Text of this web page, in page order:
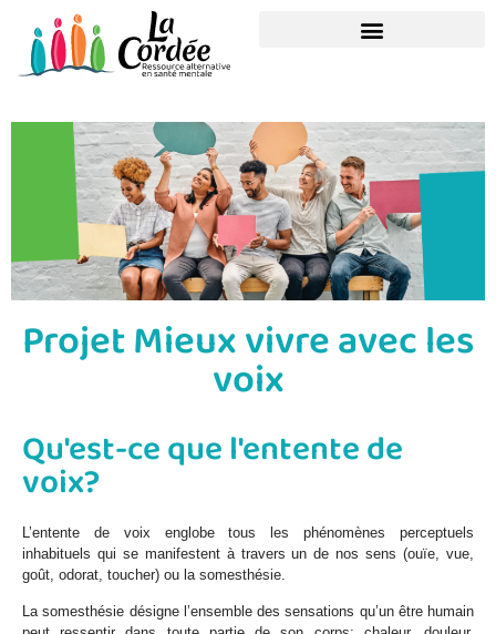
Projet Mieux vivre avec les
voix
Qu'est-ce que l'entente de
voix?
L’entente de voix englobe tous les phénomènes perceptuels
inhabituels qui se manifestent à travers un de nos sens (ouïe, vue,
goût, odorat, toucher) ou la somesthésie.
La somesthésie désigne l’ensemble des sensations qu’un être humain